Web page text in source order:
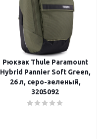
Рюкзак Thule Paramount
Hybrid Pannier Soft Green,
26 л, серо-зеленый,
3205092